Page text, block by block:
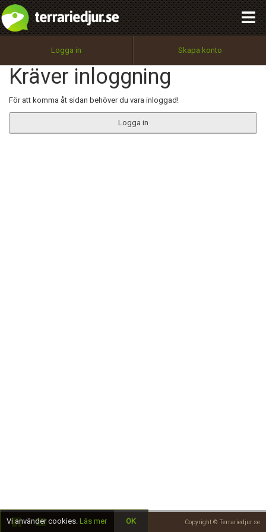
Logga in Skapa konto
Kräver inloggning
För att komma åt sidan behöver du vara inloggad!
Logga in
Copyright © Terrariedjur.se
Utför
100%
OK
integritetspolicy
Namn:
Epost:
Begär nytt lösenord
Tillbaka till förstasidan
Vi använder cookies. Läs mer OK